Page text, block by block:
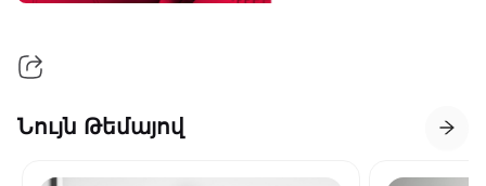
Նույն Թեմայով